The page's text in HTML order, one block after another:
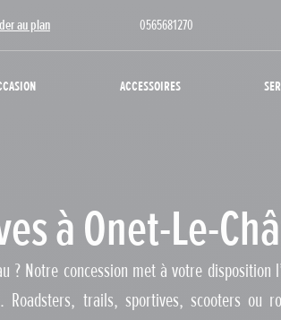
au plan 0565681270
Accessoires
à Onet-Le-
? Notre concession met à votre
trails, sportives, scooters ou